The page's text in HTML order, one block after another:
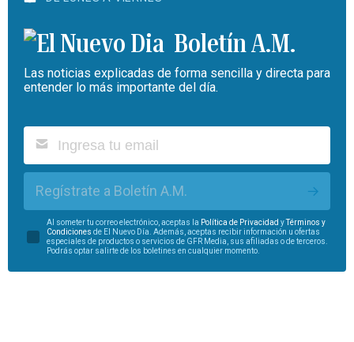
Boletín A.M.
Las noticias explicadas de forma sencilla y directa para
entender lo más importante del día.
Regístrate a Boletín A.M.
Al someter tu correo electrónico, aceptas la Política de Privacidad yTérminos y
Condiciones de El Nuevo Día. Además, aceptas recibir información u ofertas
especiales de productos o servicios de GFR Media, sus afiliadas o de terceros.
Podrás optar salirte de los boletines en cualquier momento.